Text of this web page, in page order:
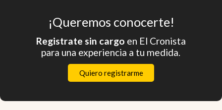
¡Queremos conocerte!
Registrate sin cargo en El Cronista
para una experiencia a tu medida.
Quiero registrarme